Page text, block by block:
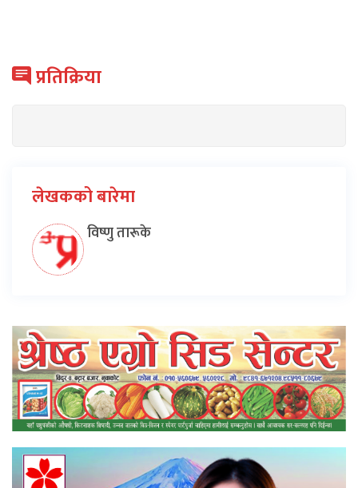
प्रतिक्रिया
लेखकको बारेमा
विष्णु तारूके